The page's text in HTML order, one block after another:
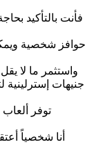
فأنت بالتأكيد
توفر ألعاب
أنا شخصياً